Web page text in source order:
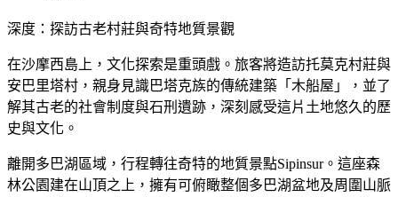
深度：探訪古老村莊與奇特地質景觀
在沙摩西島上，文化探索是重頭戲。旅客將造訪托莫克村莊與
安巴里塔村，親身見識巴塔克族的傳統建築「木船屋」，並了
解其古老的社會制度與石刑遺跡，深刻感受這片土地悠久的歷
史與文化。
離開多巴湖區域，行程轉往奇特的地質景點Sipinsur。這座森
林公園建在山頂之上，擁有可俯瞰整個多巴湖盆地及周圍山脈